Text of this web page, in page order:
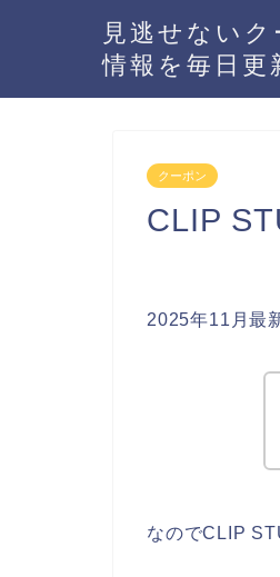
見逃せないク
情報を毎日更
クーポン
CLIP
2025年11月最
なのでCLIP